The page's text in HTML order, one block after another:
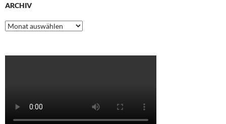
ARCHIV
Archiv